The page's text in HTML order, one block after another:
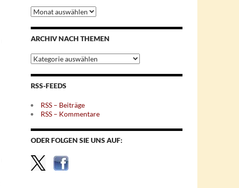
Archiv
nach
Monaten
ARCHIV NACH THEMEN
Archiv
nach
Themen
RSS-FEEDS
RSS – Beiträge
RSS – Kommentare
ODER FOLGEN SIE UNS AUF: